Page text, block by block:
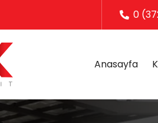
0
Anasayfa